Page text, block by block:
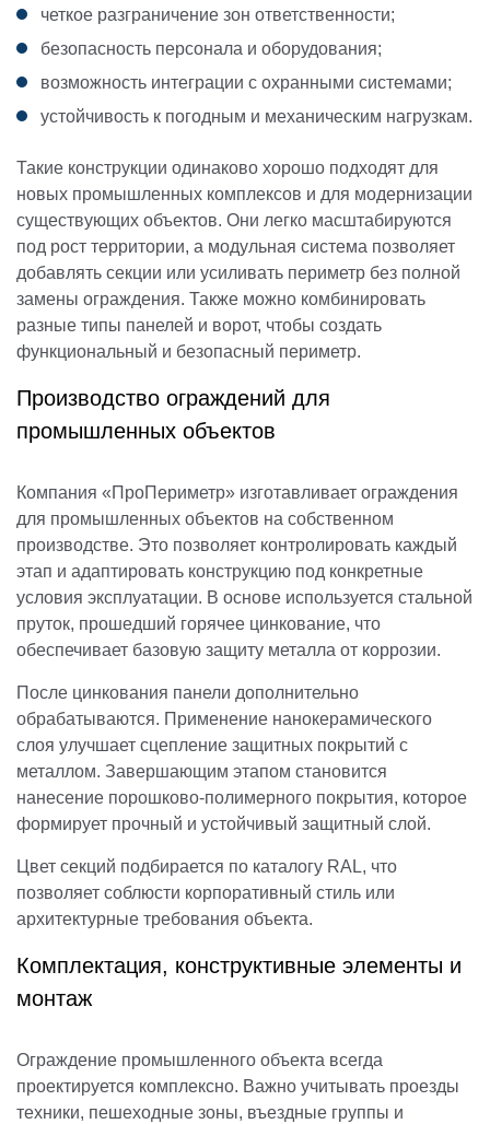
четкое разграничение зон ответственности;
безопасность персонала и оборудования;
возможность интеграции с охранными системами;
устойчивость к погодным и механическим нагрузкам.
Такие конструкции одинаково хорошо подходят для
новых промышленных комплексов и для модернизации
существующих объектов. Они легко масштабируются
под рост территории, а модульная система позволяет
добавлять секции или усиливать периметр без полной
замены ограждения. Также можно комбинировать
разные типы панелей и ворот, чтобы создать
функциональный и безопасный периметр.
Производство ограждений для
промышленных объектов
Компания «ПроПериметр» изготавливает ограждения
для промышленных объектов на собственном
производстве. Это позволяет контролировать каждый
этап и адаптировать конструкцию под конкретные
условия эксплуатации. В основе используется стальной
пруток, прошедший горячее цинкование, что
обеспечивает базовую защиту металла от коррозии.
После цинкования панели дополнительно
обрабатываются. Применение нанокерамического
слоя улучшает сцепление защитных покрытий с
металлом. Завершающим этапом становится
нанесение порошково-полимерного покрытия, которое
формирует прочный и устойчивый защитный слой.
Цвет секций подбирается по каталогу RAL, что
позволяет соблюсти корпоративный стиль или
архитектурные требования объекта.
Комплектация, конструктивные элементы и
монтаж
Ограждение промышленного объекта всегда
проектируется комплексно. Важно учитывать проезды
техники, пешеходные зоны, въездные группы и